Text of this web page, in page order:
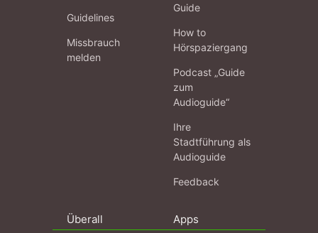
Guidelines
Missbrauch
melden
Guide
How to
Hörspaziergang
Podcast „Guide
zum
Audioguide“
Ihre
Stadtführung als
Audioguide
Feedback
Überall Apps